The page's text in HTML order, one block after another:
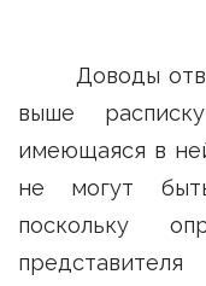
Доводы
выше
имеющаяся в
не могут
поскольку